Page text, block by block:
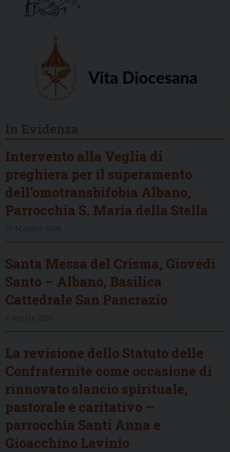
Intervento alla Veglia di
preghiera per il superamento
dell’omotransbifobia Albano,
Parrocchia S. Maria della Stella
Santa Messa del Crisma, Giovedì
Santo – Albano, Basilica
Cattedrale San Pancrazio
La revisione dello Statuto delle
Confraternite come occasione di
rinnovato slancio spirituale,
pastorale e caritativo –
parrocchia Santi Anna e
Gioacchino Lavinio